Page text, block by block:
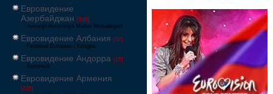
Евровидение
Азербайджан [549]
Avrovijn Avroviziya Mahnı Müsabiqəsi
Евровидение Албания [32]
Festivali Evropian i Këngës
Евровидение Андорра [15]
Eurovisió
Евровидение Армения
[228]